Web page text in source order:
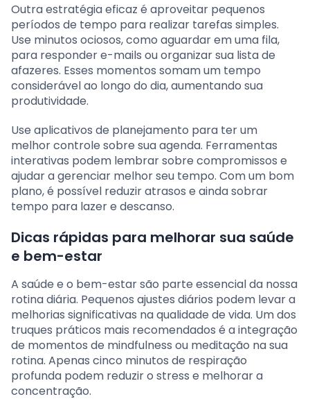
Outra estratégia eficaz é aproveitar pequenos
períodos de tempo para realizar tarefas simples.
Use minutos ociosos, como aguardar em uma fila,
para responder e-mails ou organizar sua lista de
afazeres. Esses momentos somam um tempo
considerável ao longo do dia, aumentando sua
produtividade.
Use aplicativos de planejamento para ter um
melhor controle sobre sua agenda. Ferramentas
interativas podem lembrar sobre compromissos e
ajudar a gerenciar melhor seu tempo. Com um bom
plano, é possível reduzir atrasos e ainda sobrar
tempo para lazer e descanso.
Dicas rápidas para melhorar sua saúde
e bem-estar
A saúde e o bem-estar são parte essencial da nossa
rotina diária. Pequenos ajustes diários podem levar a
melhorias significativas na qualidade de vida. Um dos
truques práticos mais recomendados é a integração
de momentos de mindfulness ou meditação na sua
rotina. Apenas cinco minutos de respiração
profunda podem reduzir o stress e melhorar a
concentração.